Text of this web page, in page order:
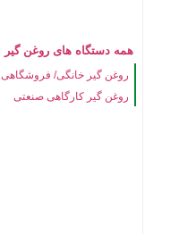
همه دستگاه های روغن گیر
روغن گیر خانگی/ فروشگاهی
روغن گیر کارگاهی صنعتی